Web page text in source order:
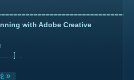
with Adobe Creative